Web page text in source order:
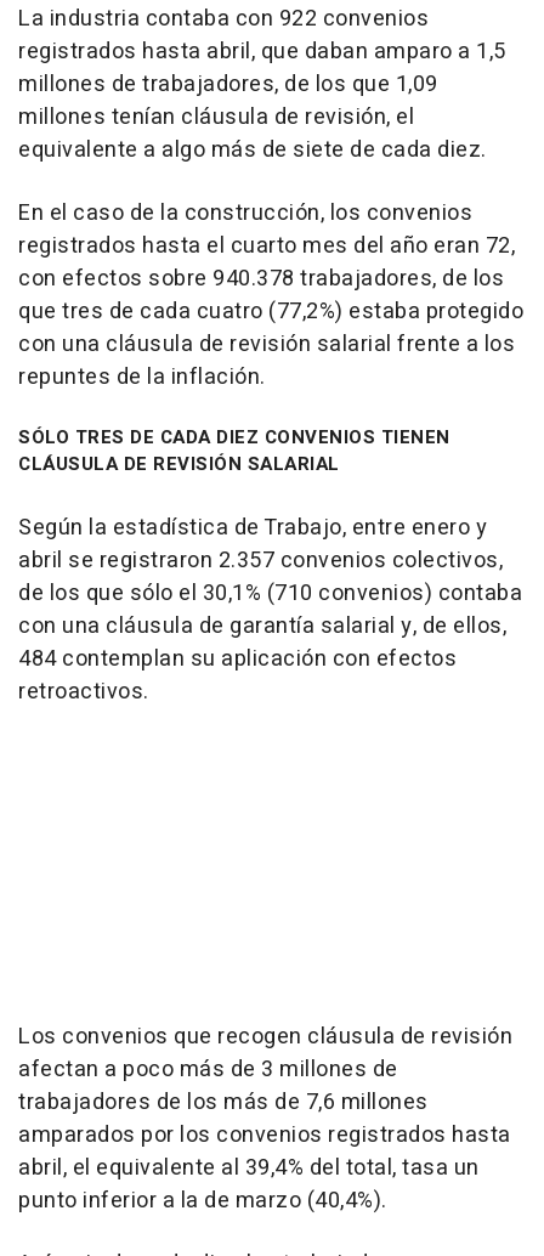
La industria contaba con 922 convenios
registrados hasta abril, que daban amparo a 1,5
millones de trabajadores, de los que 1,09
millones tenían cláusula de revisión, el
equivalente a algo más de siete de cada diez.
En el caso de la construcción, los convenios
registrados hasta el cuarto mes del año eran 72,
con efectos sobre 940.378 trabajadores, de los
que tres de cada cuatro (77,2%) estaba protegido
con una cláusula de revisión salarial frente a los
repuntes de la inflación.
SÓLO TRES DE CADA DIEZ CONVENIOS TIENEN
CLÁUSULA DE REVISIÓN SALARIAL
Según la estadística de Trabajo, entre enero y
abril se registraron 2.357 convenios colectivos,
de los que sólo el 30,1% (710 convenios) contaba
con una cláusula de garantía salarial y, de ellos,
484 contemplan su aplicación con efectos
retroactivos.
Los convenios que recogen cláusula de revisión
afectan a poco más de 3 millones de
trabajadores de los más de 7,6 millones
amparados por los convenios registrados hasta
abril, el equivalente al 39,4% del total, tasa un
punto inferior a la de marzo (40,4%).